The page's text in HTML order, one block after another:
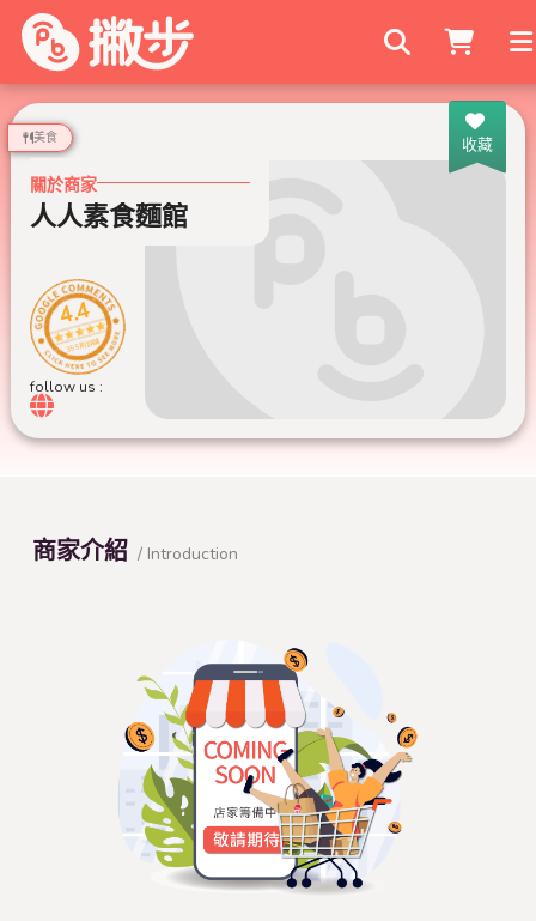
搜尋商家
收藏
美食
關於商家
人人素食麵館
4.4
355 則評論
follow us :
商家介紹 / Introduction